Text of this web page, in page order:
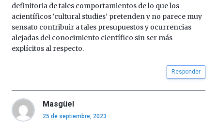
definitoria de tales comportamientos de lo que los
acientíficos ‘cultural studies’ pretenden y no parece muy
sensato contribuir a tales presupuestos y ocurrencias
alejadas del conocimiento científico sin ser más
explícitos al respecto.
Responder
Masgüel
25 de septiembre, 2023